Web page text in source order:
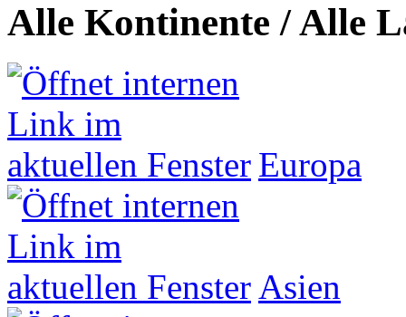
Alle Kontinente / Alle
Europa
Asien